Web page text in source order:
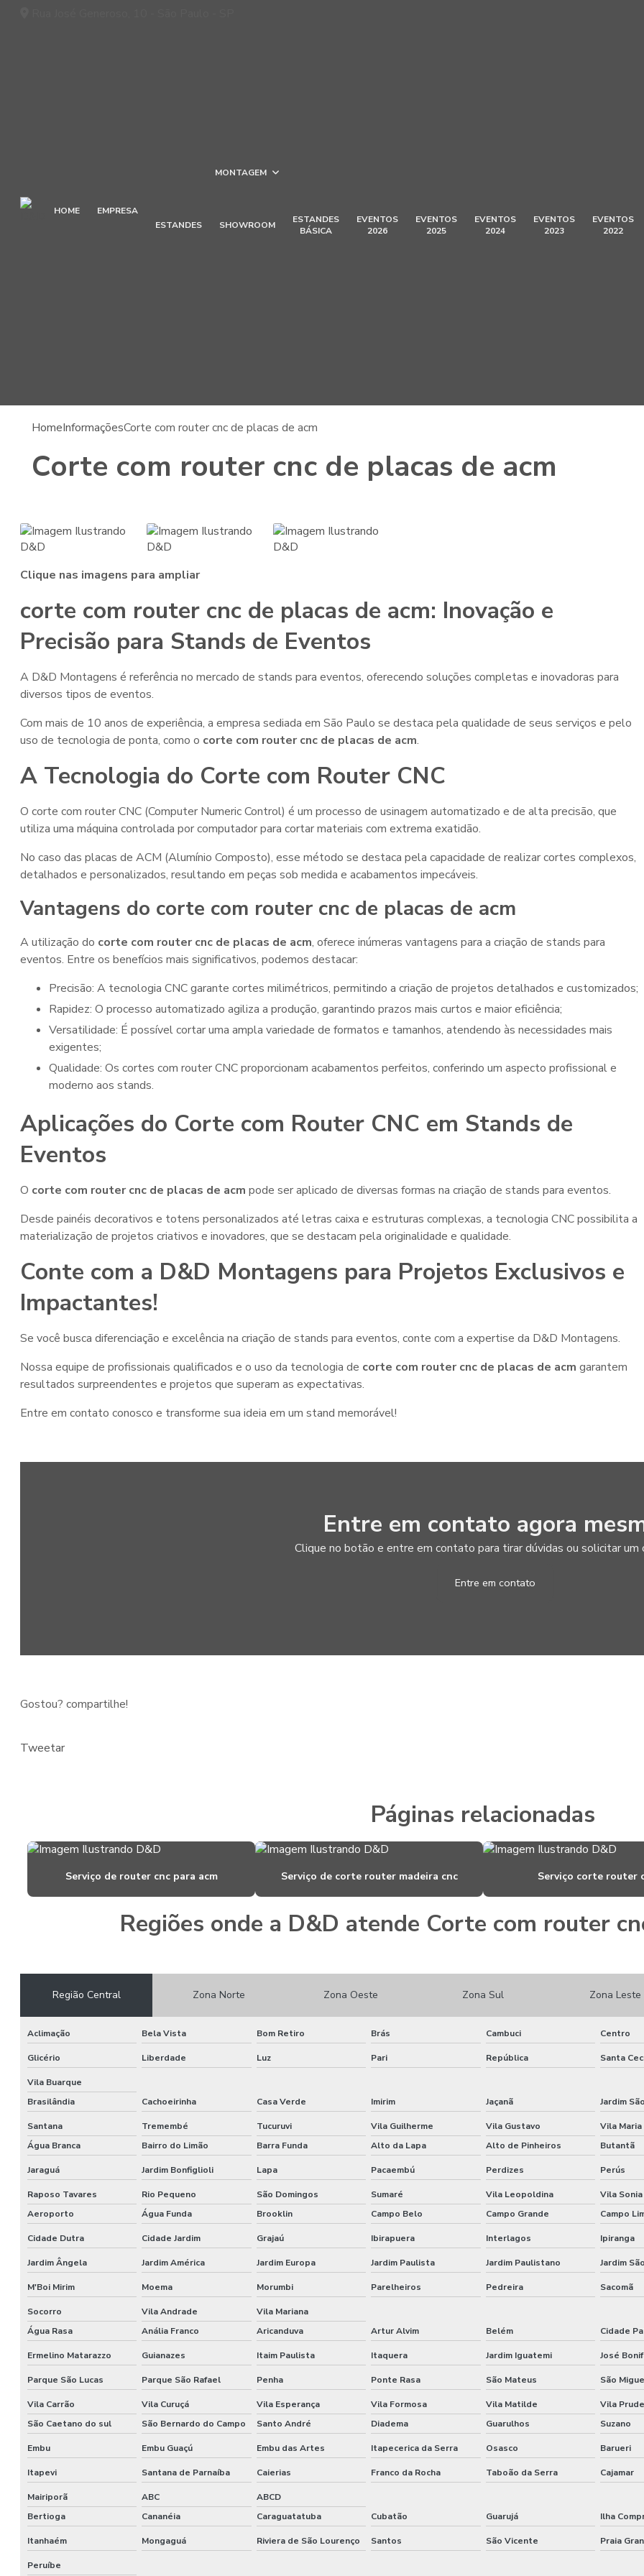
HOME EMPRESA
MONTAGEM
ESTANDES SHOWROOM
ESTANDES
BÁSICA
EVENTOS
2026
EVENTOS
2025
EVENTOS
2024
EVENTOS
2023
EVENTOS
2022
HomeInformaçõesCorte com router cnc de placas de acm
Corte com router cnc de placas de acm
Clique nas imagens para ampliar
corte com router cnc de placas de acm: Inovação e
Precisão para Stands de Eventos
A D&D Montagens é referência no mercado de stands para eventos, oferecendo soluções completas e inovadoras para
diversos tipos de eventos.
Com mais de 10 anos de experiência, a empresa sediada em São Paulo se destaca pela qualidade de seus serviços e pelo
uso de tecnologia de ponta, como o corte com router cnc de placas de acm.
A Tecnologia do Corte com Router CNC
O corte com router CNC (Computer Numeric Control) é um processo de usinagem automatizado e de alta precisão, que
utiliza uma máquina controlada por computador para cortar materiais com extrema exatidão.
No caso das placas de ACM (Alumínio Composto), esse método se destaca pela capacidade de realizar cortes complexos,
detalhados e personalizados, resultando em peças sob medida e acabamentos impecáveis.
Vantagens do corte com router cnc de placas de acm
A utilização do corte com router cnc de placas de acm, oferece inúmeras vantagens para a criação de stands para
eventos. Entre os benefícios mais significativos, podemos destacar:
Precisão: A tecnologia CNC garante cortes milimétricos, permitindo a criação de projetos detalhados e customizados;
Rapidez: O processo automatizado agiliza a produção, garantindo prazos mais curtos e maior eficiência;
Versatilidade: É possível cortar uma ampla variedade de formatos e tamanhos, atendendo às necessidades mais
exigentes;
Qualidade: Os cortes com router CNC proporcionam acabamentos perfeitos, conferindo um aspecto profissional e
moderno aos stands.
Aplicações do Corte com Router CNC em Stands de
Eventos
O corte com router cnc de placas de acm pode ser aplicado de diversas formas na criação de stands para eventos.
Desde painéis decorativos e totens personalizados até letras caixa e estruturas complexas, a tecnologia CNC possibilita a
materialização de projetos criativos e inovadores, que se destacam pela originalidade e qualidade.
Conte com a D&D Montagens para Projetos Exclusivos e
Impactantes!
Se você busca diferenciação e excelência na criação de stands para eventos, conte com a expertise da D&D Montagens.
Nossa equipe de profissionais qualificados e o uso da tecnologia de corte com router cnc de placas de acm garantem
resultados surpreendentes e projetos que superam as expectativas.
Entre em contato conosco e transforme sua ideia em um stand memorável!
Entre em contato agora
Clique no botão e entre em contato para tirar dúvidas ou solicitar um
Entre em contato
Gostou? compartilhe!
Tweetar
Páginas relacionadas
Serviço de router cnc para acm Serviço de corte router madeira cnc Serviço corte router
Regiões onde a D&D atende Corte com router
Região Central Zona Norte Zona Oeste Zona Sul Zona Leste
Aclimação Bela Vista Bom Retiro Brás Cambuci Centro
Glicério Liberdade Luz Pari República Santa
Vila Buarque
Brasilândia
Cachoeirinha Casa Verde Imirim Jaçanã Jardim
Santana Tremembé Tucuruvi Vila Guilherme Vila Gustavo Vila Maria
Água Branca
Bairro do Limão Barra Funda Alto da Lapa Alto de Pinheiros Butantã
Jaraguá Jardim Bonfiglioli Lapa Pacaembú Perdizes Perús
Raposo Tavares Rio Pequeno São Domingos Sumaré Vila Leopoldina
Vila Sonia
Aeroporto
Água Funda Brooklin Campo Belo Campo Grande Campo
Cidade Dutra Cidade Jardim Grajaú Ibirapuera Interlagos Ipiranga
Jardim Ângela Jardim América Jardim Europa Jardim Paulista Jardim Paulistano Jardim
M'Boi Mirim Moema Morumbi Parelheiros Pedreira Sacomã
Socorro Vila Andrade
Vila Mariana
Água Rasa
Anália Franco Aricanduva Artur Alvim Belém Cidade
Ermelino Matarazzo Guianazes Itaim Paulista Itaquera Jardim Iguatemi José
Parque São Lucas Parque São Rafael Penha Ponte Rasa São Mateus São
Vila Carrão Vila Curuçá Vila Esperança Vila Formosa Vila Matilde
Vila
São Caetano do sul
São Bernardo do Campo Santo André Diadema Guarulhos Suzano
Embu Embu Guaçú Embu das Artes Itapecerica da Serra Osasco Barueri
Itapevi Santana de Parnaíba Caierias Franco da Rocha Taboão da Serra Cajamar
Mairiporã ABC
ABCD
Bertioga
Cananéia Caraguatatuba Cubatão Guarujá Ilha
Itanhaém Mongaguá Riviera de São Lourenço Santos São Vicente Praia
Peruíbe